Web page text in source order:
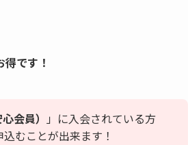
です！
会員）
」に入会されている方
むことが出来ます！